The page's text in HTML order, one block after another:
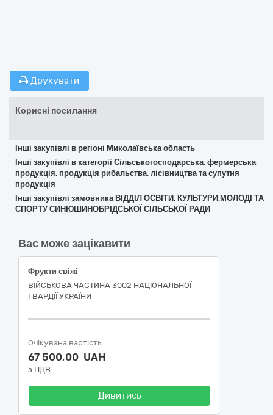
Друкувати
Корисні посилання
Інші закупівлі в регіоні Миколаївська область
Інші закупівлі в категорії Сільськогосподарська, фермерська
продукція, продукція рибальства, лісівництва та супутня
продукція
Інші закупівлі замовника ВІДДІЛ ОСВІТИ, КУЛЬТУРИ,МОЛОДІ ТА
СПОРТУ СИНЮШИНОБРІДСЬКОЇ СІЛЬСЬКОЇ РАДИ
Вас може зацікавити
Фрукти свіжі
ВІЙСЬКОВА ЧАСТИНА 3002 НАЦІОНАЛЬНОЇ
ГВАРДІЇ УКРАЇНИ
Очікувана вартість
67 500,00 UAH
з ПДВ
Дивитись